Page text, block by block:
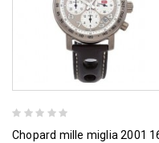
chopard mille miglia 2001 16-